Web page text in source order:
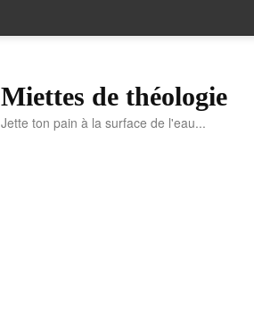
Miettes de théologie
Jette ton pain à la surface de l'eau...